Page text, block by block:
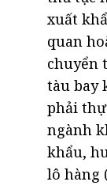
xuất
quan
chuyển
tàu bay
phải
ngành
khẩu,
lô hàng